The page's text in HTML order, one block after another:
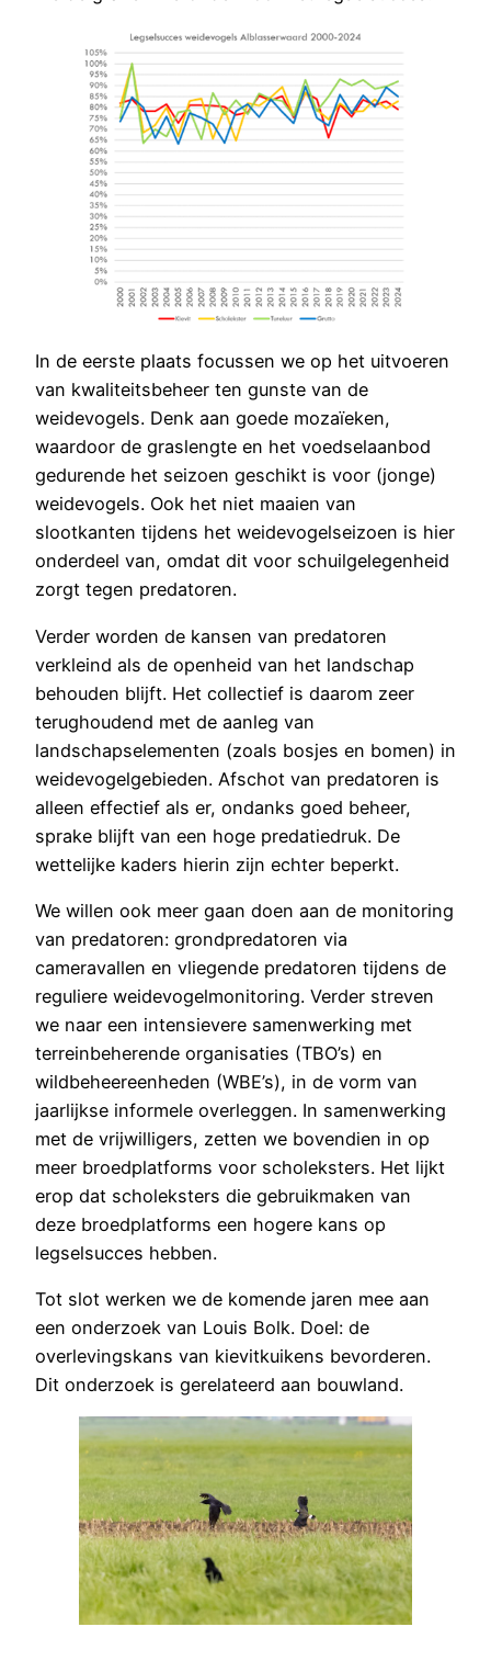
In de eerste plaats focussen we op het uitvoeren
van kwaliteitsbeheer ten gunste van de
weidevogels. Denk aan goede mozaïeken,
waardoor de graslengte en het voedselaanbod
gedurende het seizoen geschikt is voor (jonge)
weidevogels. Ook het niet maaien van
slootkanten tijdens het weidevogelseizoen is hier
onderdeel van, omdat dit voor schuilgelegenheid
zorgt tegen predatoren.
Verder worden de kansen van predatoren
verkleind als de openheid van het landschap
behouden blijft. Het collectief is daarom zeer
terughoudend met de aanleg van
landschapselementen (zoals bosjes en bomen) in
weidevogelgebieden. Afschot van predatoren is
alleen effectief als er, ondanks goed beheer,
sprake blijft van een hoge predatiedruk. De
wettelijke kaders hierin zijn echter beperkt.
We willen ook meer gaan doen aan de monitoring
van predatoren: grondpredatoren via
cameravallen en vliegende predatoren tijdens de
reguliere weidevogelmonitoring. Verder streven
we naar een intensievere samenwerking met
terreinbeherende organisaties (TBO’s) en
wildbeheereenheden (WBE’s), in de vorm van
jaarlijkse informele overleggen. In samenwerking
met de vrijwilligers, zetten we bovendien in op
meer broedplatforms voor scholeksters. Het lijkt
erop dat scholeksters die gebruikmaken van
deze broedplatforms een hogere kans op
legselsucces hebben.
Tot slot werken we de komende jaren mee aan
een onderzoek van Louis Bolk. Doel: de
overlevingskans van kievitkuikens bevorderen.
Dit onderzoek is gerelateerd aan bouwland.